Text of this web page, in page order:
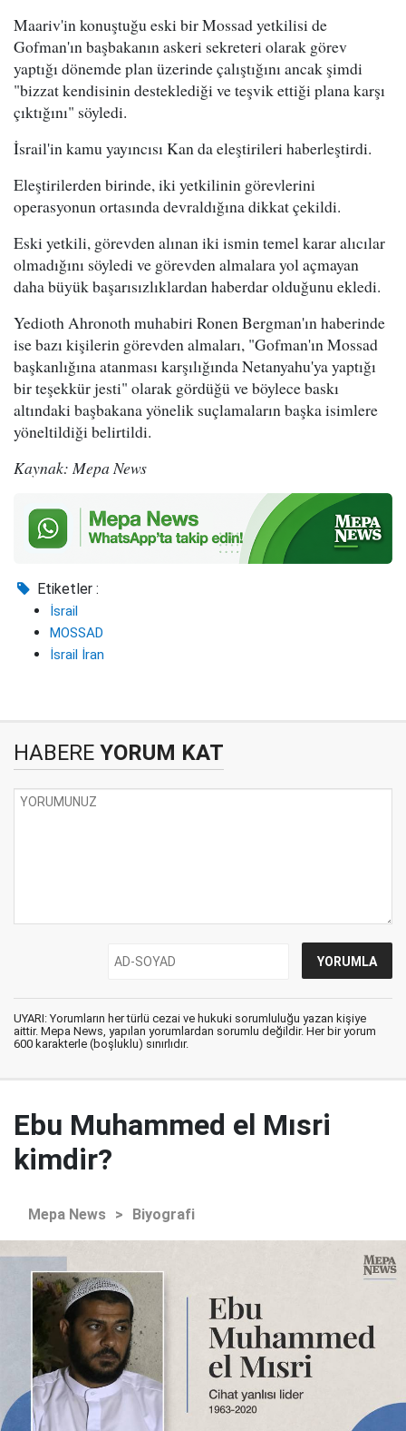
Maariv'in konuştuğu eski bir Mossad yetkilisi de
Gofman'ın başbakanın askeri sekreteri olarak görev
yaptığı dönemde plan üzerinde çalıştığını ancak şimdi
"bizzat kendisinin desteklediği ve teşvik ettiği plana karşı
çıktığını" söyledi.
İsrail'in kamu yayıncısı Kan da eleştirileri haberleştirdi.
Eleştirilerden birinde, iki yetkilinin görevlerini
operasyonun ortasında devraldığına dikkat çekildi.
Eski yetkili, görevden alınan iki ismin temel karar alıcılar
olmadığını söyledi ve görevden almalara yol açmayan
daha büyük başarısızlıklardan haberdar olduğunu ekledi.
Yedioth Ahronoth muhabiri Ronen Bergman'ın haberinde
ise bazı kişilerin görevden almaları, "Gofman'ın Mossad
başkanlığına atanması karşılığında Netanyahu'ya yaptığı
bir teşekkür jesti" olarak gördüğü ve böylece baskı
altındaki başbakana yönelik suçlamaların başka isimlere
yöneltildiği belirtildi.
Kaynak: Mepa News
Etiketler :
İsrail
MOSSAD
İsrail İran
HABERE YORUM KAT
UYARI: Yorumların her türlü cezai ve hukuki sorumluluğu yazan kişiye
aittir. Mepa News, yapılan yorumlardan sorumlu değildir. Her bir yorum
600 karakterle (boşluklu) sınırlıdır.
Ebu Muhammed el Mısri
kimdir?
Mepa News > Biyografi